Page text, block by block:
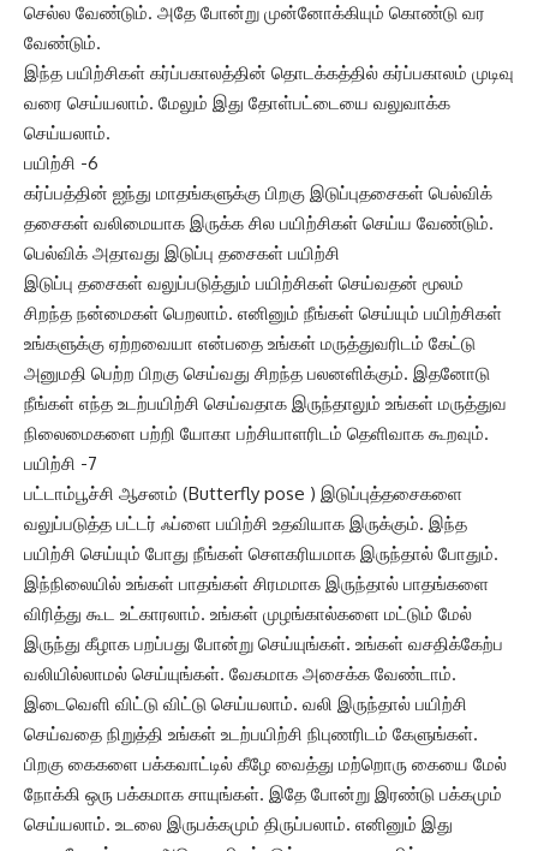
செல்ல வேண்டும். அதே போன்று முன்னோக்கியும் கொண்டு வர
வேண்டும்.
இந்த பயிற்சிகள் கர்ப்பகாலத்தின் தொடக்கத்தில் கர்ப்பகாலம் முடிவு
வரை செய்யலாம். மேலும் இது தோள்பட்டையை வலுவாக்க
செய்யலாம்.
பயிற்சி -6
கர்ப்பத்தின் ஐந்து மாதங்களுக்கு பிறகு இடுப்புதசைகள் பெல்விக்
தசைகள் வலிமையாக இருக்க சில பயிற்சிகள் செய்ய வேண்டும்.
பெல்விக் அதாவது இடுப்பு தசைகள் பயிற்சி
இடுப்பு தசைகள் வலுப்படுத்தும் பயிற்சிகள் செய்வதன் மூலம்
சிறந்த நன்மைகள் பெறலாம். எனினும் நீங்கள் செய்யும் பயிற்சிகள்
உங்களுக்கு ஏற்றவையா என்பதை உங்கள் மருத்துவரிடம் கேட்டு
அனுமதி பெற்ற பிறகு செய்வது சிறந்த பலனளிக்கும். இதனோடு
நீங்கள் எந்த உடற்பயிற்சி செய்வதாக இருந்தாலும் உங்கள் மருத்துவ
நிலைமைகளை பற்றி யோகா பற்சியாளரிடம் தெளிவாக கூறவும்.
பயிற்சி -7
பட்டாம்பூச்சி ஆசனம் (Butterfly pose ) இடுப்புத்தசைகளை
வலுப்படுத்த பட்டர் ஃப்ளை பயிற்சி உதவியாக இருக்கும். இந்த
பயிற்சி செய்யும் போது நீங்கள் செளகரியமாக இருந்தால் போதும்.
இந்நிலையில் உங்கள் பாதங்கள் சிரமமாக இருந்தால் பாதங்களை
விரித்து கூட உட்காரலாம். உங்கள் முழங்கால்களை மட்டும் மேல்
இருந்து கீழாக பறப்பது போன்று செய்யுங்கள். உங்கள் வசதிக்கேற்ப
வலியில்லாமல் செய்யுங்கள். வேகமாக அசைக்க வேண்டாம்.
இடைவெளி விட்டு விட்டு செய்யலாம். வலி இருந்தால் பயிற்சி
செய்வதை நிறுத்தி உங்கள் உடற்பயிற்சி நிபுணரிடம் கேளுங்கள்.
பிறகு கைகளை பக்கவாட்டில் கீழே வைத்து மற்றொரு கையை மேல்
நோக்கி ஒரு பக்கமாக சாயுங்கள். இதே போன்று இரண்டு பக்கமும்
செய்யலாம். உடலை இருபக்கமும் திருப்பலாம். எனினும் இது